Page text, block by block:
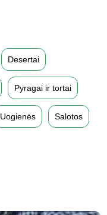
Desertai
Pyragai ir tortai
Uogienės Salotos